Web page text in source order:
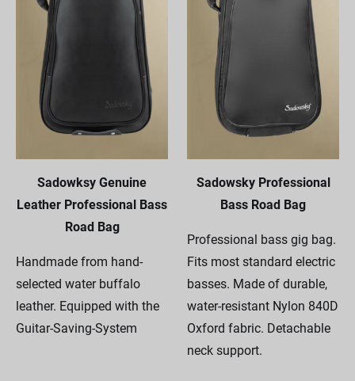
Sadowksy Genuine
Leather Professional Bass
Road Bag
Handmade from hand-
selected water buffalo
leather. Equipped with the
Guitar-Saving-System
Sadowsky Professional
Bass Road Bag
Professional bass gig bag.
Fits most standard electric
basses. Made of durable,
water-resistant Nylon 840D
Oxford fabric. Detachable
neck support.